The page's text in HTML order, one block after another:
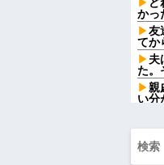
かっ
友
てか
夫
た。
親
い分
ワ
祭